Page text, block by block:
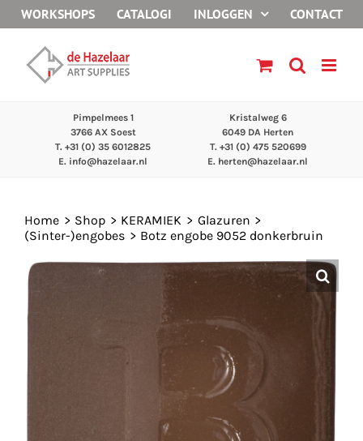
naar
inhoud
WORKSHOPS CATALOGI INLOGGEN CONTACT
Pimpelmees 1
3766 AX Soest
T. +31 (0) 35 6012825
E. info@hazelaar.nl
Kristalweg 6
6049 DA Herten
T. +31 (0) 475 520699
E. herten@hazelaar.nl
Home Shop KERAMIEK
Glazuren
(Sinter-)engobes
Botz engobe 9052 donkerbruin